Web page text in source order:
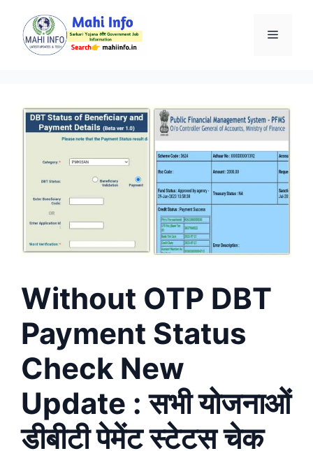
content
Menu
Without OTP DBT
Payment Status
Check New
Update : सभी योजनाओं
डीबीटी पेमेंट स्टेटस चेक